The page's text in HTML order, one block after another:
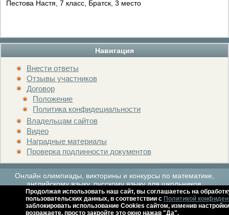
Навигация
Внести ответы
Отзывы участников
Договор
Положение
Политика конфидециальности
Владельцам сайтов
Видео
Наградные материалы
Проверка подлинности документов
Пестова Настя, 7 класс, Братск, 3 место
Онлайн олимпиады, викторины и конкурсы по математике,
английскому языку, русскому языку для школьников.
Расписание мероприятий Архив Контакты Справка
Продолжая использовать наш сайт, вы соглашаетесь на
пользовательских данных, в соответствии с Политикой
заблокировать использование Cookies сайтом, изменив
возражаете, просто закройте это окно нажав "Да".